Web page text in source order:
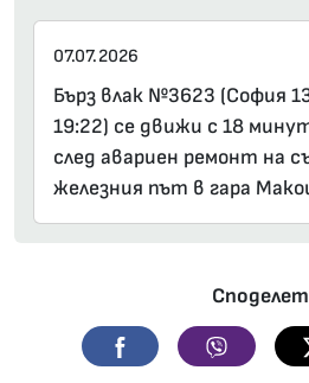
07.07.2026
Бърз влак №3623 (София
19:22) се движи с 18
след авариен ремонт на
железния път в гара
Facebook Viber